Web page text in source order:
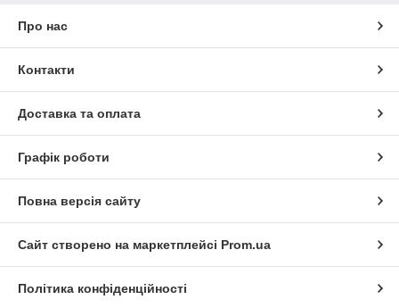
Про нас
Контакти
Доставка та оплата
Графік роботи
Повна версія сайту
Сайт створено на маркетплейсі Prom.ua
Політика конфіденційності